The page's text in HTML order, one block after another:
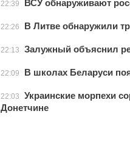
22:39 ВСУ обнаруживают
22:26 В Литве обнаружили
22:13 Залужный объяснил
22:09 В школах Беларуси
22:03
Украинские морпехи
Донетчине